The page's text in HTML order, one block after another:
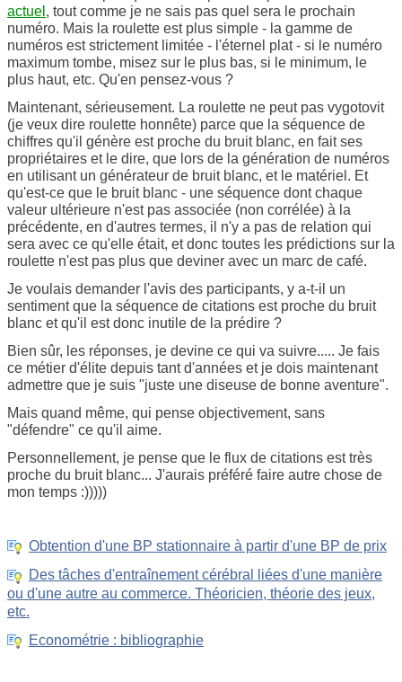
actuel , tout comme je ne sais pas quel sera le prochain
numéro. Mais la roulette est plus simple - la gamme de
numéros est strictement limitée - l'éternel plat - si le numéro
maximum tombe, misez sur le plus bas, si le minimum, le
plus haut, etc. Qu'en pensez-vous ?
Maintenant, sérieusement. La roulette ne peut pas vygotovit
(je veux dire roulette honnête) parce que la séquence de
chiffres qu'il génère est proche du bruit blanc, en fait ses
propriétaires et le dire, que lors de la génération de numéros
en utilisant un générateur de bruit blanc, et le matériel. Et
qu'est-ce que le bruit blanc - une séquence dont chaque
valeur ultérieure n'est pas associée (non corrélée) à la
précédente, en d'autres termes, il n'y a pas de relation qui
sera avec ce qu'elle était, et donc toutes les prédictions sur la
roulette n'est pas plus que deviner avec un marc de café.
Je voulais demander l'avis des participants, y a-t-il un
sentiment que la séquence de citations est proche du bruit
blanc et qu'il est donc inutile de la prédire ?
Bien sûr, les réponses, je devine ce qui va suivre..... Je fais
ce métier d'élite depuis tant d'années et je dois maintenant
admettre que je suis "juste une diseuse de bonne aventure".
Mais quand même, qui pense objectivement, sans
"défendre" ce qu'il aime.
Personnellement, je pense que le flux de citations est très
proche du bruit blanc... J'aurais préféré faire autre chose de
mon temps :)))))
Obtention d'une BP stationnaire à partir d'une BP de prix
Des tâches d'entraînement cérébral liées d'une manière
ou d'une autre au commerce. Théoricien, théorie des jeux,
etc.
Econométrie : bibliographie